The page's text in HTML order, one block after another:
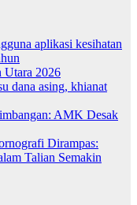
aplikasi kesihatan
Utara 2026
dana asing, khianat
AMK Desak
Dirampas:
Talian Semakin